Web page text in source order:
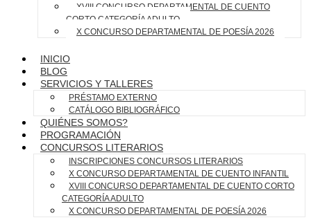
XVIII CONCURSO DEPARTAMENTAL DE CUENTO
CORTO CATEGORÍA ADULTO
X CONCURSO DEPARTAMENTAL DE POESÍA 2026
INICIO
BLOG
SERVICIOS Y TALLERES
PRÉSTAMO EXTERNO
CATÁLOGO BIBLIOGRÁFICO
QUIÉNES SOMOS?
PROGRAMACIÓN
CONCURSOS LITERARIOS
INSCRIPCIONES CONCURSOS LITERARIOS
X CONCURSO DEPARTAMENTAL DE CUENTO INFANTIL
XVIII CONCURSO DEPARTAMENTAL DE CUENTO CORTO
CATEGORÍA ADULTO
X CONCURSO DEPARTAMENTAL DE POESÍA 2026